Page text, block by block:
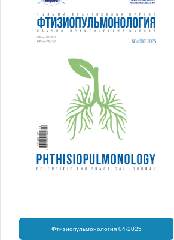
Фтизиопульмонология 04-2025